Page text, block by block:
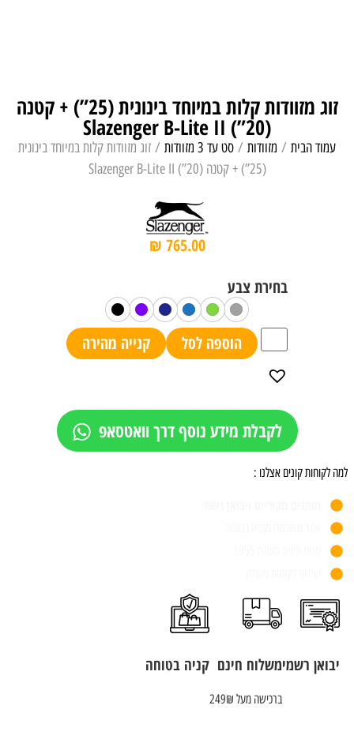
זוג מזוודות קלות במיוחד בינונית (25”) + קטנה
(20”) Slazenger B-Lite II
עמוד הבית / מזוודות / סט עד 3 מזוודות
/ זוג מזוודות קלות במיוחד בינונית
(25”) + קטנה (20”) Slazenger B-Lite II
₪ 765.00
הוספה לסל קנייה מהירה
לקבלת מידע נוסף דרך וואטסאפ
למה לקוחות קונים אצלנו :
יבואן רשמימשלוח חינם
ברכישה מעל 249₪
קניה בטוחה